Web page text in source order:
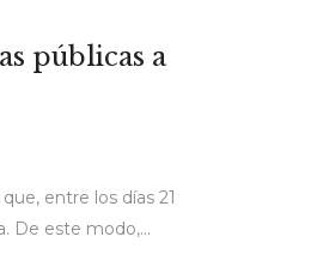
públicas a
entre los días 21
De este modo,...